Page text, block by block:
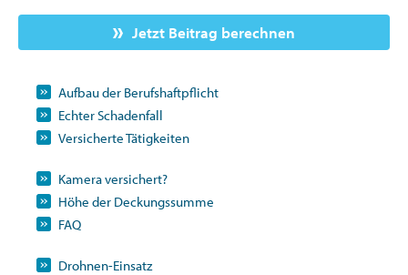
Jetzt Beitrag berechnen
Aufbau der Berufshaftpflicht
Echter Schadenfall
Versicherte Tätigkeiten
Kamera versichert?
Höhe der Deckungssumme
FAQ
Drohnen-Einsatz